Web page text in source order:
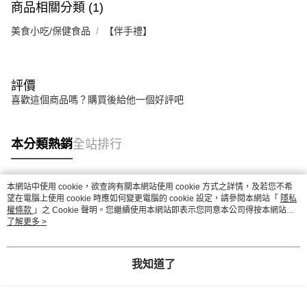
商品相關分類 (1)
美食小吃/保健食品 【伴手禮】
評價
喜歡這個商品嗎？購買後給他一個好評吧
本分類熱銷全站排行
熱門標籤
本網站中使用 cookie，欲查詢有關本網站使用 cookie 方式之詳情，及若您不希
望在電腦上使用 cookie 時應如何變更電腦的 cookie 設定，請參閱本網站「 隱私
權條款 」之 Cookie 聲明。您繼續使用本網站即表示您同意本公司得按本網站使
用條款之 Cookie 聲明使用 cookie。
了解更多 >
我知道了